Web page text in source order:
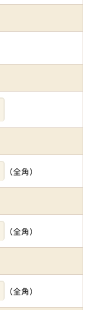
（全角）
（全角）
（全角）